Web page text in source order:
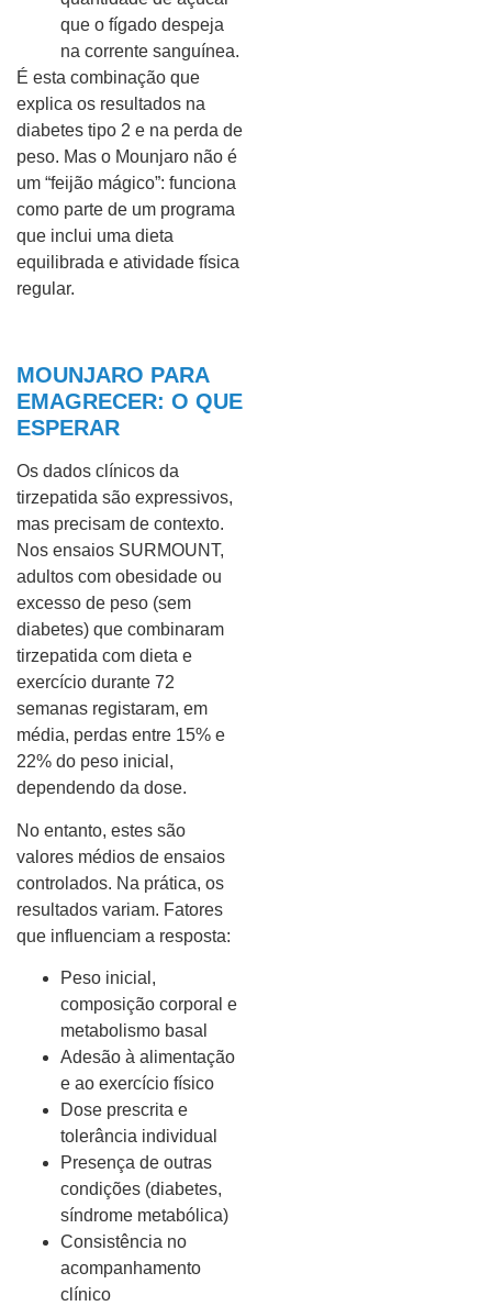
que o fígado despeja
na corrente sanguínea.
É esta combinação que
explica os resultados na
diabetes tipo 2 e na perda de
peso. Mas o Mounjaro não é
um “feijão mágico”: funciona
como parte de um programa
que inclui uma dieta
equilibrada e atividade física
regular.
MOUNJARO PARA
EMAGRECER: O QUE
ESPERAR
Os dados clínicos da
tirzepatida são expressivos,
mas precisam de contexto.
Nos ensaios SURMOUNT,
adultos com obesidade ou
excesso de peso (sem
diabetes) que combinaram
tirzepatida com dieta e
exercício durante 72
semanas registaram, em
média, perdas entre 15% e
22% do peso inicial,
dependendo da dose.
No entanto, estes são
valores médios de ensaios
controlados. Na prática, os
resultados variam. Fatores
que influenciam a resposta:
Peso inicial,
composição corporal e
metabolismo basal
Adesão à alimentação
e ao exercício físico
Dose prescrita e
tolerância individual
Presença de outras
condições (diabetes,
síndrome metabólica)
Consistência no
acompanhamento
clínico